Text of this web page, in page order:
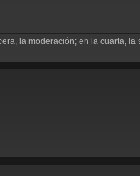
la moderación; en la cuarta, la